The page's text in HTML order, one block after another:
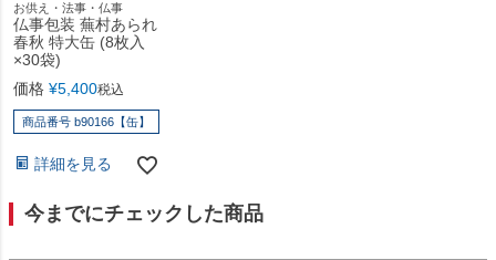
お供え・法事・仏事
仏事包装 蕪村あられ
春秋 特大缶 (8枚入
×30袋)
価格 ¥5,400税込
商品番号 b90166【缶】
詳細を見る
今までにチェックした商品